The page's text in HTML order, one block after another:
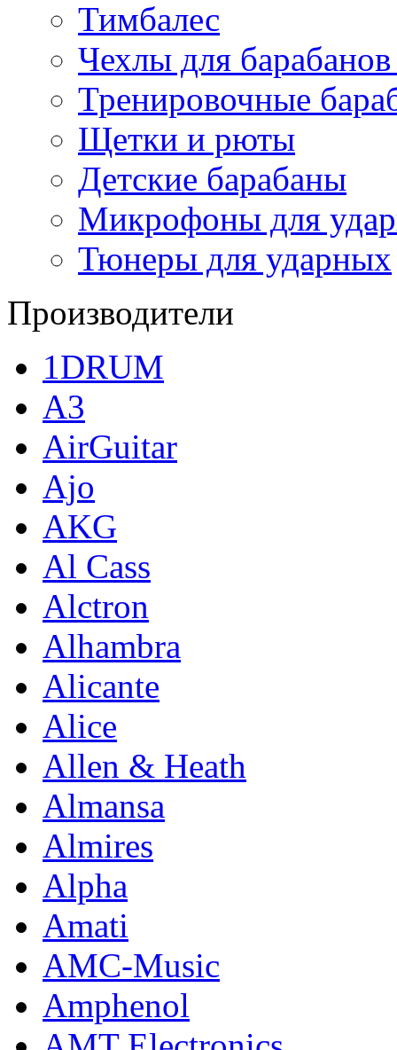
Тимбалес
Чехлы для
Тренировочные
Щетки и рюты
Детские барабаны
Микрофоны для
Тюнеры для ударных
Производители
1DRUM
A3
AirGuitar
Ajo
AKG
Al Cass
Alctron
Alhambra
Alicante
Alice
Allen & Heath
Almansa
Almires
Alpha
Amati
AMC-Music
Amphenol